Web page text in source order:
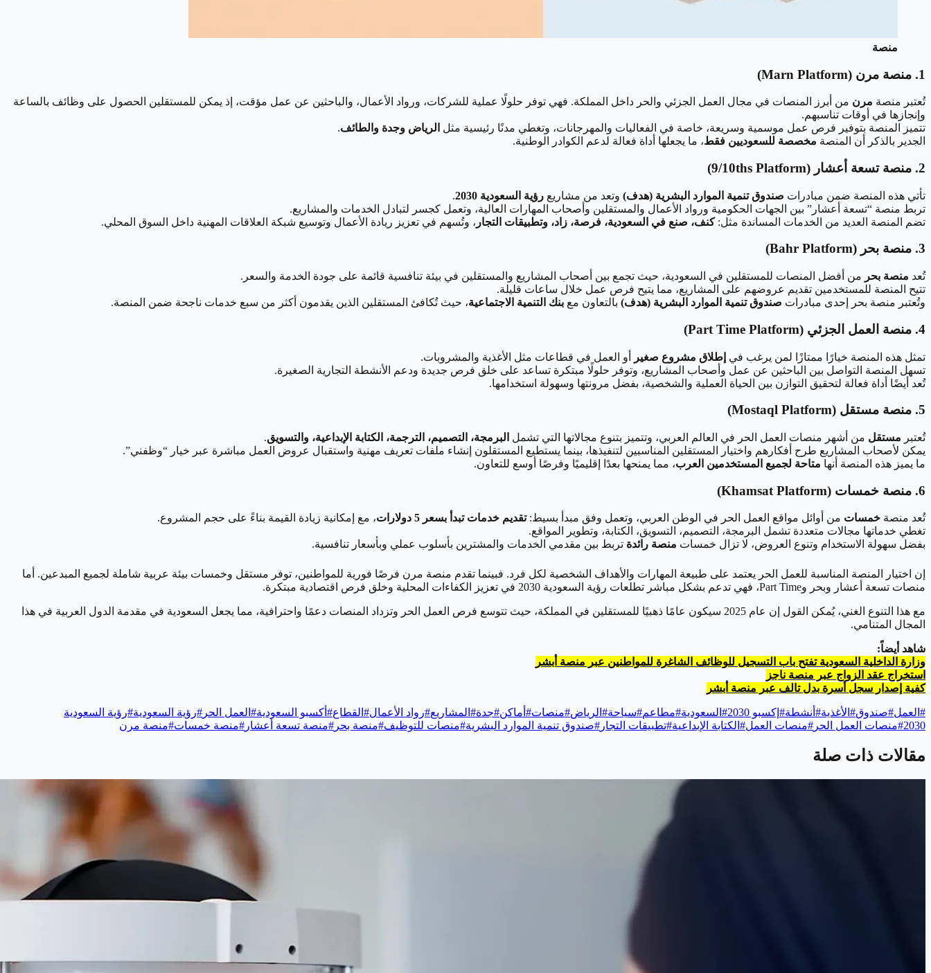
منصة
1. منصة مرن (Marn Platform)
تُعتبر منصة مرن من أبرز المنصات في مجال العمل الجزئي والحر داخل المملكة. فهي توفر حلولًا عملية للشركات، ورواد الأعمال، والباحثين عن عمل مؤقت، إذ يمكن للمستقلين الحصول على وظائف بالساعة
وإنجازها في أوقات تناسبهم.
تتميز المنصة بتوفير فرص عمل موسمية وسريعة، خاصة في الفعاليات والمهرجانات، وتغطي مدنًا رئيسية مثل الرياض وجدة والطائف.
الجدير بالذكر أن المنصة مخصصة للسعوديين فقط، ما يجعلها أداة فعالة لدعم الكوادر الوطنية.
2. منصة تسعة أعشار (9/10ths Platform)
تأتي هذه المنصة ضمن مبادرات صندوق تنمية الموارد البشرية (هدف) وتعد من مشاريع رؤية السعودية 2030
.
تربط منصة “تسعة أعشار” بين الجهات الحكومية ورواد الأعمال والمستقلين وأصحاب المهارات العالية، وتعمل كجسر لتبادل الخدمات والمشاريع.
تضم المنصة العديد من الخدمات المساندة مثل:كنف، صنع في السعودية، فرصة، زاد، وتطبيقات التجار ، وتُسهم في تعزيز ريادة الأعمال وتوسيع شبكة العلاقات المهنية داخل السوق المحلي.
3. منصة بحر (Bahr Platform)
تُعد منصة بحر من أفضل المنصات للمستقلين في السعودية، حيث تجمع بين أصحاب المشاريع والمستقلين في بيئة تنافسية قائمة على جودة الخدمة والسعر.
تتيح المنصة للمستخدمين تقديم عروضهم على المشاريع، مما يتيح فرص عمل خلال ساعات قليلة.
وتُعتبر منصة بحر إحدى مبادرات صندوق تنمية الموارد البشرية (هدف) بالتعاون مع بنك التنمية الاجتماعية، حيث تُكافئ المستقلين الذين يقدمون أكثر من سبع خدمات ناجحة ضمن المنصة.
4. منصة العمل الجزئي (Part Time Platform)
تمثل هذه المنصة خيارًا ممتازًا لمن يرغب في إطلاق مشروع صغير
أو العمل في قطاعات مثل الأغذية والمشروبات.
تسهل المنصة التواصل بين الباحثين عن عمل وأصحاب المشاريع، وتوفر حلولًا مبتكرة تساعد على خلق فرص جديدة ودعم الأنشطة التجارية الصغيرة.
تُعد أيضًا أداة فعالة لتحقيق التوازن بين الحياة العملية والشخصية، بفضل مرونتها وسهولة استخدامها.
5. منصة مستقل (Mostaql Platform)
تُعتبر مستقل من أشهر منصات العمل الحر في العالم العربي، وتتميز بتنوع مجالاتها التي تشمل البرمجة، التصميم، الترجمة، الكتابة الإبداعية، والتسويق.
يمكن لأصحاب المشاريع طرح أفكارهم واختيار المستقلين المناسبين لتنفيذها، بينما يستطيع المستقلون إنشاء ملفات تعريف مهنية واستقبال عروض العمل مباشرة عبر خيار “وظفني”.
ما يميز هذه المنصة أنها متاحة لجميع المستخدمين العرب، مما يمنحها بعدًا إقليميًا وفرصًا أوسع للتعاون.
6. منصة خمسات (Khamsat Platform)
تُعد منصة خمسات من أوائل مواقع العمل الحر في الوطن العربي، وتعمل وفق مبدأ بسيط:تقديم خدمات تبدأ بسعر 5 دولارات
، مع إمكانية زيادة القيمة بناءً على حجم المشروع.
تغطي خدماتها مجالات متعددة تشمل البرمجة، التصميم، التسويق، الكتابة، وتطوير المواقع.
بفضل سهولة الاستخدام وتنوع العروض، لا تزال خمسات منصة رائدة تربط بين مقدمي الخدمات والمشترين بأسلوب عملي وبأسعار تنافسية.
إن اختيار المنصة المناسبة للعمل الحر يعتمد على طبيعة المهارات والأهداف الشخصية لكل فرد. فبينما تقدم منصة مرن فرصًا فورية للمواطنين، توفر مستقل وخمسات بيئة عربية شاملة لجميع المبدعين. أما
منصات تسعة أعشار وبحر وPart Time، فهي تدعم بشكل مباشر تطلعات رؤية السعودية 2030 في تعزيز الكفاءات المحلية وخلق فرص اقتصادية مبتكرة.
مع هذا التنوع الغني، يُمكن القول إن عام 2025 سيكون عامًا ذهبيًا للمستقلين في المملكة، حيث تتوسع فرص العمل الحر وتزداد المنصات دعمًا واحترافية، مما يجعل السعودية في مقدمة الدول العربية في هذا
المجال المتنامي.
شاهد أيضاً:
وزارة الداخلية السعودية تفتح باب التسجيل للوظائف الشاغرة للمواطنين عبر منصة أبشر
استخراج عقد الزواج عبر منصة ناجز
كفية إصدار سجل أسرة بدل تالف عبر منصة أبشر
# العمل#صندوق# الأغذية# أنشطة# إكسبو 2030 # السعودية#مطاعم#سياحة# الرياض#منصات# أماكن#جدة# المشاريع#رواد الأعمال# القطاع# أكسبو السعودية# العمل الحر #رؤية السعودية#رؤية السعودية
2030
#منصات العمل الحر #منصات العمل# الكتابة الإبداعية#تطبيقات التجار #صندوق تنمية الموارد البشرية#منصات للتوظيف#منصة بحر #منصة تسعة أعشار #منصة خمسات#منصة مرن
مقالات ذات صلة